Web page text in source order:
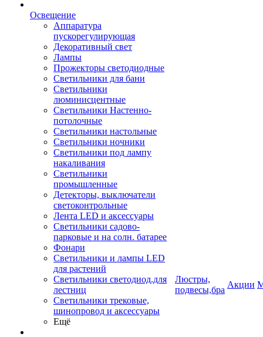
Освещение
Аппаратура
пускорегулирующая
Декоративный свет
Лампы
Прожекторы светодиодные
Светильники для бани
Светильники
люминисцентные
Светильники Настенно-
потолочные
Светильники настольные
Светильники ночники
Светильники под лампу
накаливания
Светильники
промышленные
Детекторы, выключатели
светоконтрольные
Лента LED и аксессуары
Светильники садово-
парковые и на солн. батарее
Фонари
Светильники и лампы LED
для растений
Светильники светодиод.для
лестниц
Светильники трековые,
шинопровод и аксессуары
Ещё
Люстры,
подвесы,бра
Акции